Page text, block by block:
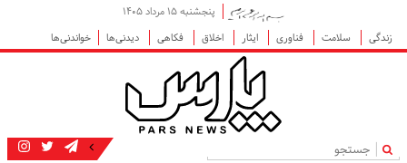
پنجشنبه ۱۵ مرداد ۱۴۰۵
زندگی
سلامت فناوری ایثار اخلاق فکاهی دیدنی‌ها خواندنی‌ها
|